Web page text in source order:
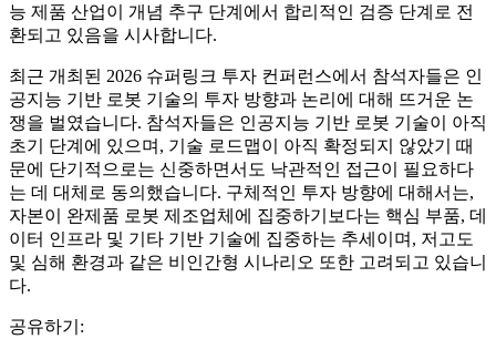
능 제품 산업이 개념 추구 단계에서 합리적인 검증 단계로 전
환되고 있음을 시사합니다.
최근 개최된 2026 슈퍼링크 투자 컨퍼런스에서 참석자들은 인
공지능 기반 로봇 기술의 투자 방향과 논리에 대해 뜨거운 논
쟁을 벌였습니다. 참석자들은 인공지능 기반 로봇 기술이 아직
초기 단계에 있으며, 기술 로드맵이 아직 확정되지 않았기 때
문에 단기적으로는 신중하면서도 낙관적인 접근이 필요하다
는 데 대체로 동의했습니다. 구체적인 투자 방향에 대해서는,
자본이 완제품 로봇 제조업체에 집중하기보다는 핵심 부품, 데
이터 인프라 및 기타 기반 기술에 집중하는 추세이며, 저고도
및 심해 환경과 같은 비인간형 시나리오 또한 고려되고 있습니
다.
공유하기: